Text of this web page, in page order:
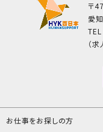
〒
愛
（
お仕事をお探しの方